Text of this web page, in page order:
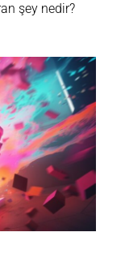
şey nedir?